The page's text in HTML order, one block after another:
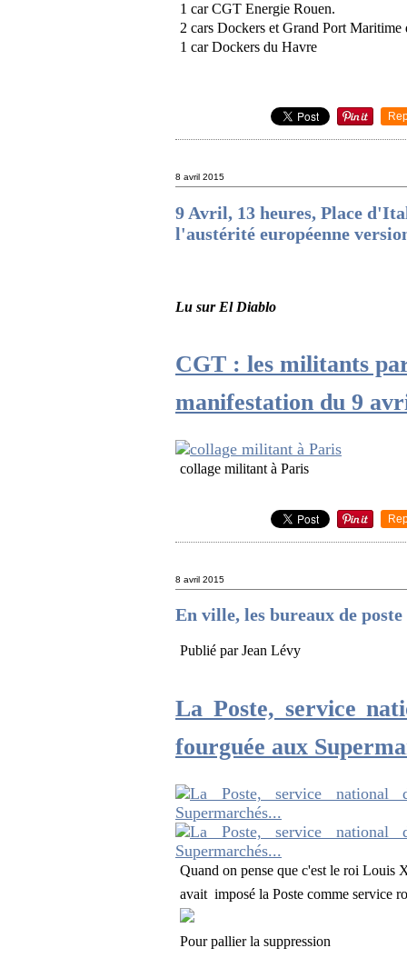
1 car CGT Energie Rouen.
2 cars Dockers et Grand Port
1 car Dockers du Havre
8 avril 2015
9 Avril, 13 heures, Place
l'austérité européenne
Lu sur El Diablo
CGT : les militants
manifestation du 9
collage militant à Paris
8 avril 2015
En ville, les bureaux de
Publié par Jean Lévy
La Poste, service
fourguée aux
Quand on pense que c'est le roi Louis
avait imposé la Poste comme service
Pour pallier la suppression